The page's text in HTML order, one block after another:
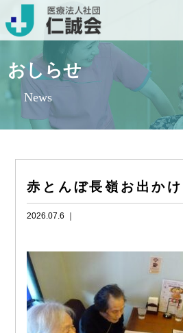
おしらせ
News
赤とんぼ長嶺お出かけ
2026.07.6 ｜